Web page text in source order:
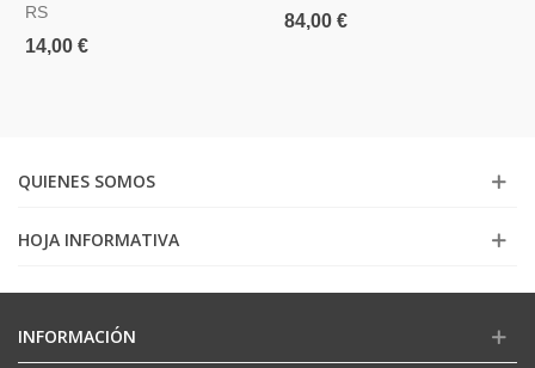
RS
14,00 €
84,00 €
QUIENES SOMOS
HOJA INFORMATIVA
INFORMACIÓN